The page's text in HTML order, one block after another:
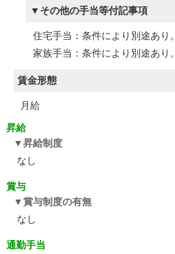
その他の手当等付記事項
住宅手当：条件により別途あり。
家族手当：条件により別途あり。
賃金形態
月給
昇給
昇給制度
なし
賞与
賞与制度の有無
なし
通勤手当